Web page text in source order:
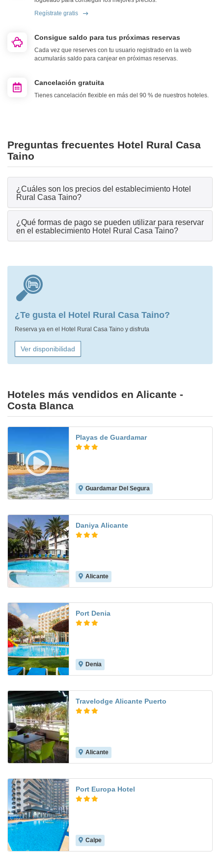
Regístrate gratis
Consigue saldo para tus próximas reservas
Cada vez que reserves con tu usuario registrado en la web
acumularás saldo para canjear en próximas reservas.
Cancelación gratuita
Tienes cancelación flexible en más del 90 % de nuestros hoteles.
Preguntas frecuentes Hotel Rural Casa
Taino
¿Cuáles son los precios del establecimiento Hotel
Rural Casa Taino?
¿Qué formas de pago se pueden utilizar para reservar
en el establecimiento Hotel Rural Casa Taino?
¿Te gusta el Hotel Rural Casa Taino?
Reserva ya en el Hotel Rural Casa Taino y disfruta
Ver disponibilidad
Hoteles más vendidos en Alicante -
Costa Blanca
Playas de Guardamar
Guardamar Del Segura
Daniya Alicante
Alicante
Port Denia
Denia
Travelodge Alicante Puerto
Alicante
Port Europa Hotel
Calpe